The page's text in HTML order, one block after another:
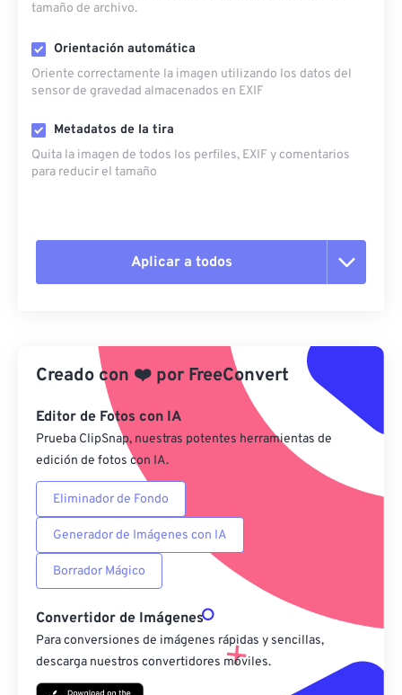
tamaño de archivo.
Orientación automática
Oriente correctamente la imagen utilizando los datos del
sensor de gravedad almacenados en EXIF
Metadatos de la tira
Quita la imagen de todos los perfiles, EXIF ​​y comentarios
para reducir el tamaño
Aplicar a todos
Aplicar desde el ajuste preestablecido
Guardar como preestablecido
Creado con ❤️ por FreeConvert
Editor de Fotos con IA
Prueba ClipSnap, nuestras potentes herramientas de
edición de fotos con IA.
Eliminador de Fondo
Generador de Imágenes con IA
Borrador Mágico
Convertidor de Imágenes
Para conversiones de imágenes rápidas y sencillas,
descarga nuestros convertidores móviles.